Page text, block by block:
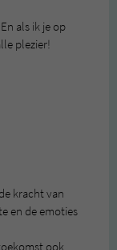
als ik je op
plezier!
kracht van
en de emoties